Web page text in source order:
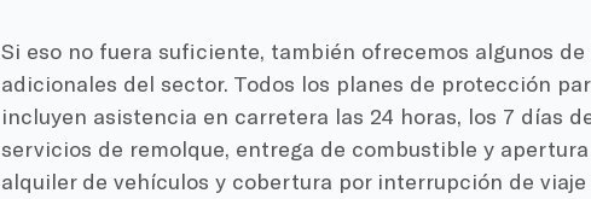
Si eso no fuera suficiente, también ofrecemos algunos
adicionales del sector. Todos los planes de protección
incluyen asistencia en carretera las 24 horas, los 7 días
servicios de remolque, entrega de combustible y
alquiler de vehículos y cobertura por interrupción de